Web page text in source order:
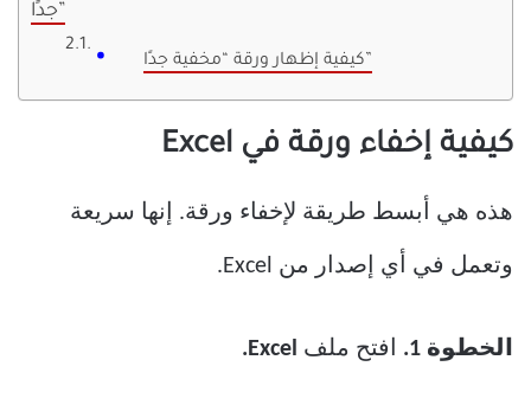
جدًا”
كيفية إظهار ورقة “مخفية جدًا”
كيفية إخفاء ورقة في Excel
هذه هي أبسط طريقة لإخفاء ورقة. إنها سريعة
وتعمل في أي إصدار من Excel.
الخطوة 1. افتح ملف Excel.